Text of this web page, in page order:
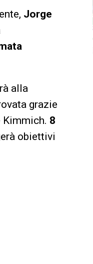
Jorge
alla
grazie
Kimmich. 8
obiettivi